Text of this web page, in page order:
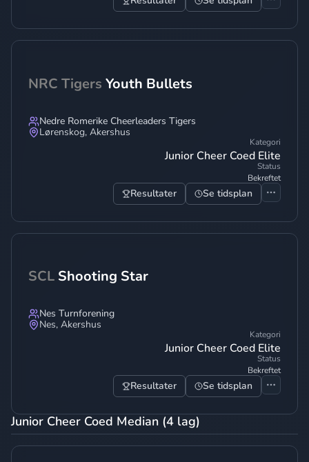
NRC Tigers Youth Bullets
Nedre Romerike Cheerleaders Tigers
Lørenskog, Akershus
Kategori
Junior Cheer Coed Elite
Status
Bekreftet
Resultater Se tidsplan
SCL Shooting Star
Nes Turnforening
Nes, Akershus
Kategori
Junior Cheer Coed Elite
Status
Bekreftet
Resultater Se tidsplan
Junior Cheer Coed Median (4 lag)